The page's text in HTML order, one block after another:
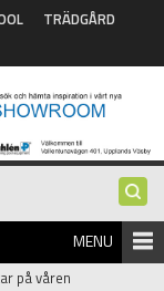
TRÄDGÅRD
MENU
på våren